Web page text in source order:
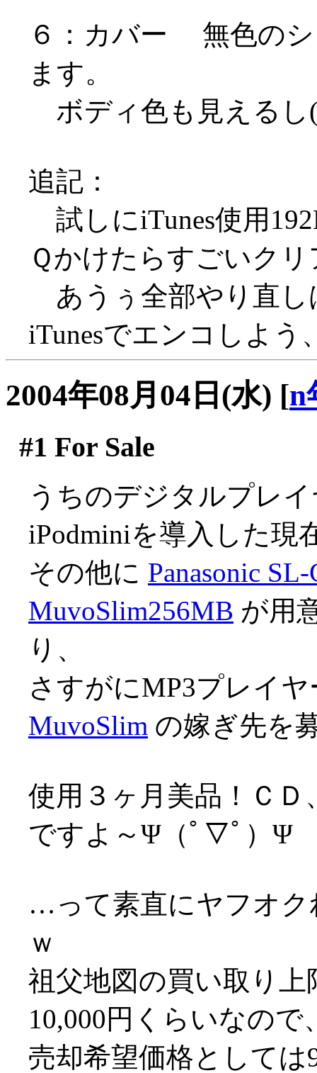
６：カバー 無色のシ
ます。
ボディ色も見えるし
追記：
試しにiTunes使用
Ｑかけたらすごいク
あうぅ全部やり直し
iTunesでエンコしよう
2004年08月04日(水) [n
#1 For Sale
うちのデジタルプレ
iPodminiを導入した現
その他に Panasonic
MuvoSlim256MB が用
り、
さすがにMP3プレイ
MuvoSlim の嫁ぎ先を
使用３ヶ月美品！ＣＤ
ですよ～Ψ（ﾟ▽ﾟ）Ψ
…って素直にヤフオク
ｗ
祖父地図の買い取り上
10,000円くらいなので
売却希望価格として